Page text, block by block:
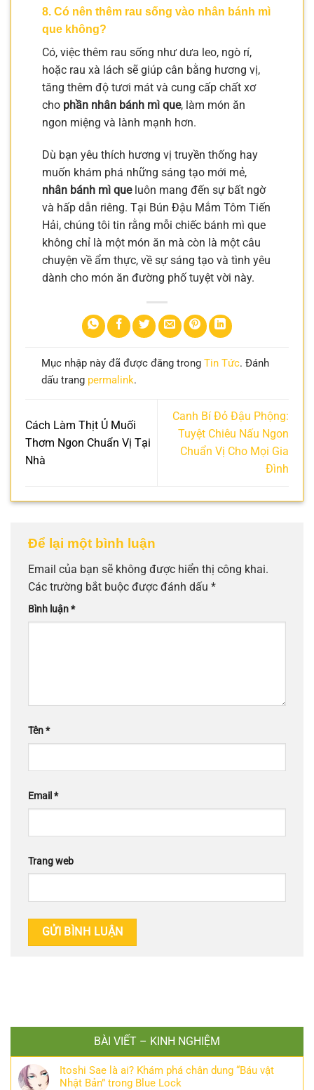
8. Có nên thêm rau sống vào nhân bánh mì
que không?
Có, việc thêm rau sống như dưa leo, ngò rí,
hoặc rau xà lách sẽ giúp cân bằng hương vị,
tăng thêm độ tươi mát và cung cấp chất xơ
cho phần nhân bánh mì que, làm món ăn
ngon miệng và lành mạnh hơn.
Dù bạn yêu thích hương vị truyền thống hay
muốn khám phá những sáng tạo mới mẻ,
nhân bánh mì queluôn mang đến sự bất ngờ
và hấp dẫn riêng. Tại Bún Đậu Mắm Tôm Tiến
Hải, chúng tôi tin rằng mỗi chiếc bánh mì que
không chỉ là một món ăn mà còn là một câu
chuyện về ẩm thực, về sự sáng tạo và tình yêu
dành cho món ăn đường phố tuyệt vời này.
Mục nhập này đã được đăng trong Tin Tức. Đánh
dấu trang permalink.
Cách Làm Thịt Ủ Muối
Thơm Ngon Chuẩn Vị Tại
Nhà
Canh Bí Đỏ Đậu Phộng:
Tuyệt Chiêu Nấu Ngon
Chuẩn Vị Cho Mọi Gia
Đình
Để lại một bình luận
Email của bạn sẽ không được hiển thị công khai.
Các trường bắt buộc được đánh dấu *
Bình luận*
Tên*
Email *
Trang web
BÀI VIẾT – KINH NGHIỆM
Itoshi Sae là ai? Khám phá chân dung “Báu vật
Nhật Bản” trong Blue Lock